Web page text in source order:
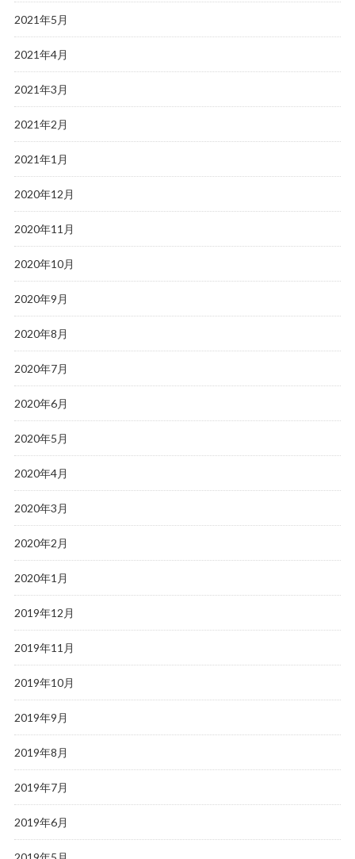
2021年5月
2021年4月
2021年3月
2021年2月
2021年1月
2020年12月
2020年11月
2020年10月
2020年9月
2020年8月
2020年7月
2020年6月
2020年5月
2020年4月
2020年3月
2020年2月
2020年1月
2019年12月
2019年11月
2019年10月
2019年9月
2019年8月
2019年7月
2019年6月